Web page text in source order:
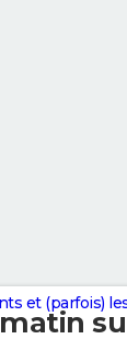
et (parfois)